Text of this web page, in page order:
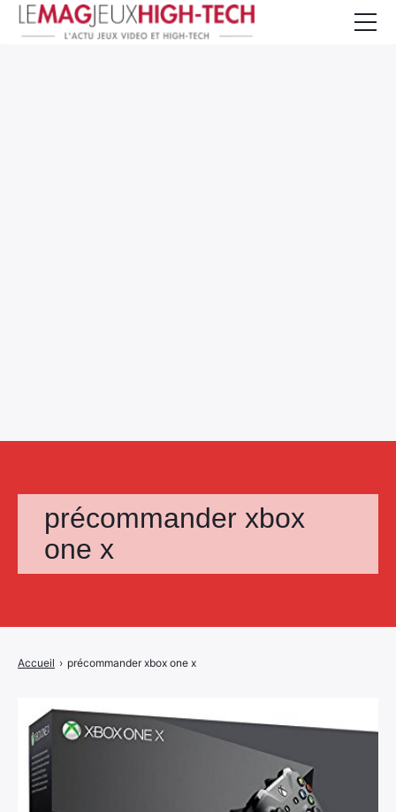
précommander xbox
one x
Accueil › précommander xbox one x